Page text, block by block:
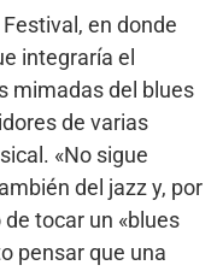
en donde
integraría el
mimadas del blues
de varias
«No sigue
del jazz y, por
tocar un «blues
pensar que una